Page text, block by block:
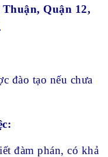
Quận 12,
đào tạo nếu chưa
đàm phán, có khả